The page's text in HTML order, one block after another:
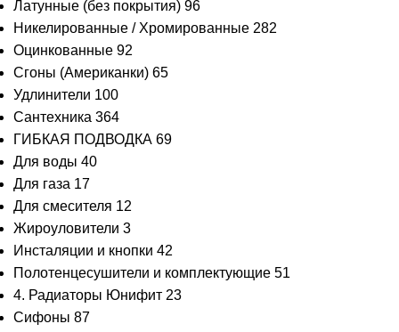
Латунные (без покрытия) 96
Никелированные / Хромированные 282
Оцинкованные 92
Сгоны (Американки) 65
Удлинители 100
Сантехника 364
ГИБКАЯ ПОДВОДКА 69
Для воды 40
Для газа 17
Для смесителя 12
Жироуловители 3
Инсталяции и кнопки 42
Полотенцесушители и комплектующие 51
4. Радиаторы Юнифит 23
Сифоны 87